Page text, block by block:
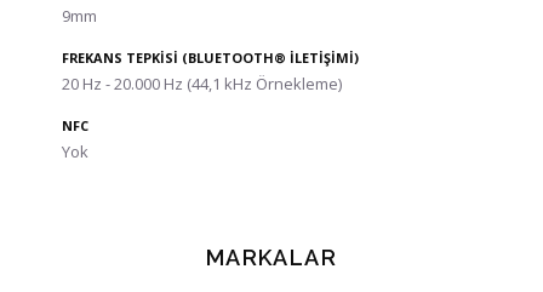
9mm
FREKANS TEPKİSİ (BLUETOOTH® İLETİŞİMİ)
20 Hz - 20.000 Hz (44,1 kHz Örnekleme)
NFC
Yok
MARKALAR